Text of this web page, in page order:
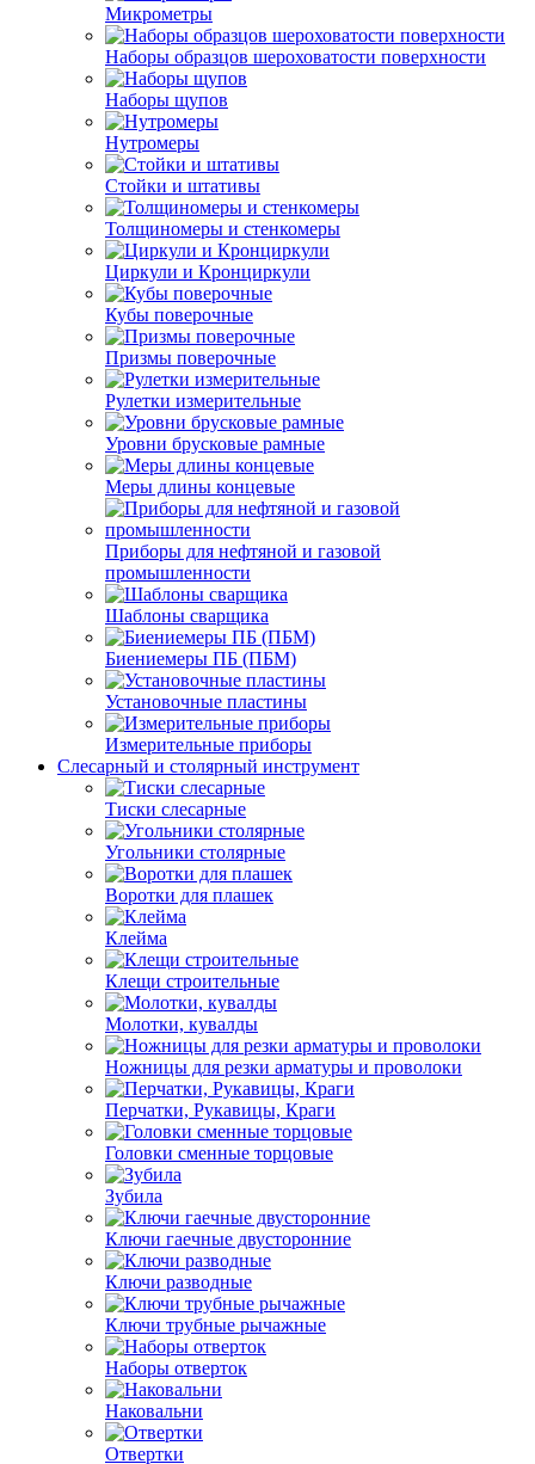
Микрометры
Наборы образцов шероховатости поверхности
Наборы щупов
Нутромеры
Стойки и штативы
Толщиномеры и стенкомеры
Циркули и Кронциркули
Кубы поверочные
Призмы поверочные
Рулетки измерительные
Уровни брусковые рамные
Меры длины концевые
Приборы для нефтяной и газовой
промышленности
Шаблоны сварщика
Биениемеры ПБ (ПБМ)
Установочные пластины
Измерительные приборы
Слесарный и столярный инструмент
Тиски слесарные
Угольники столярные
Воротки для плашек
Клейма
Клещи строительные
Молотки, кувалды
Ножницы для резки арматуры и проволоки
Перчатки, Рукавицы, Краги
Головки сменные торцовые
Зубила
Ключи гаечные двусторонние
Ключи разводные
Ключи трубные рычажные
Наборы отверток
Наковальни
Отвертки